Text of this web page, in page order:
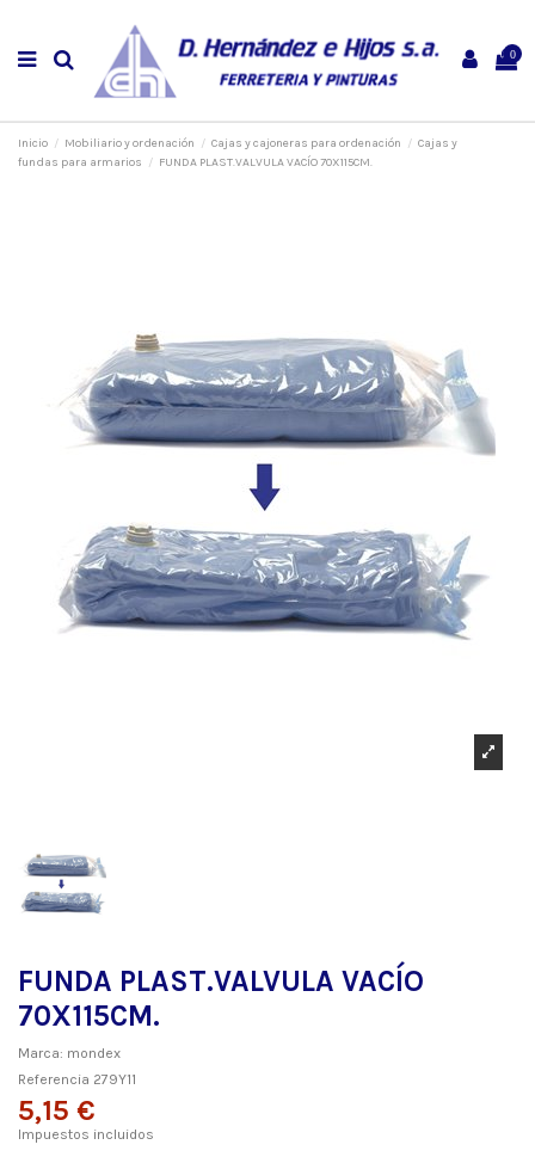
0
Inicio Mobiliario y ordenación Cajas y cajoneras para ordenación
Cajas y
fundas para armarios
FUNDA PLAST.VALVULA VACÍO 70X115CM.
FUNDA PLAST.VALVULA VACÍO
70X115CM.
Marca: mondex
Referencia 279Y11
5,15 €
Impuestos incluidos